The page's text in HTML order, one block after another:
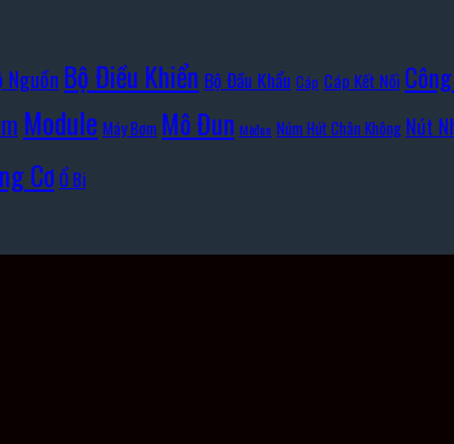
Nguồn Bộ Điều Khiển Bộ Đầu Khẩu Cáp Cáp Kết Nối
Module Máy Bơm Mô Đun Môđun Núm Hút Chân Không Nút
CơỔ Bi